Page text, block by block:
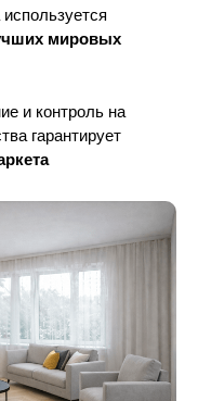
мировых
и контроль на
гарантирует